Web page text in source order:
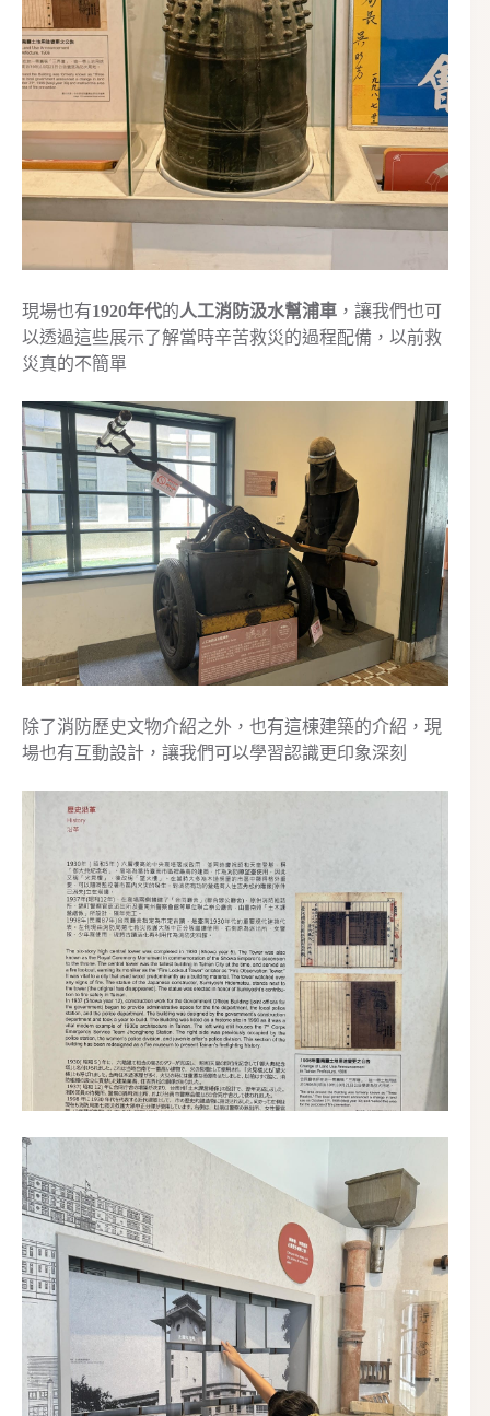
現場也有1920年代的人工消防汲水幫浦車 ，讓我們也可
以透過這些展示了解當時辛苦救災的過程配備，以前救
災真的不簡單
除了消防歷史文物介紹之外，也有這棟建築的介紹，現
場也有互動設計，讓我們可以學習認識更印象深刻